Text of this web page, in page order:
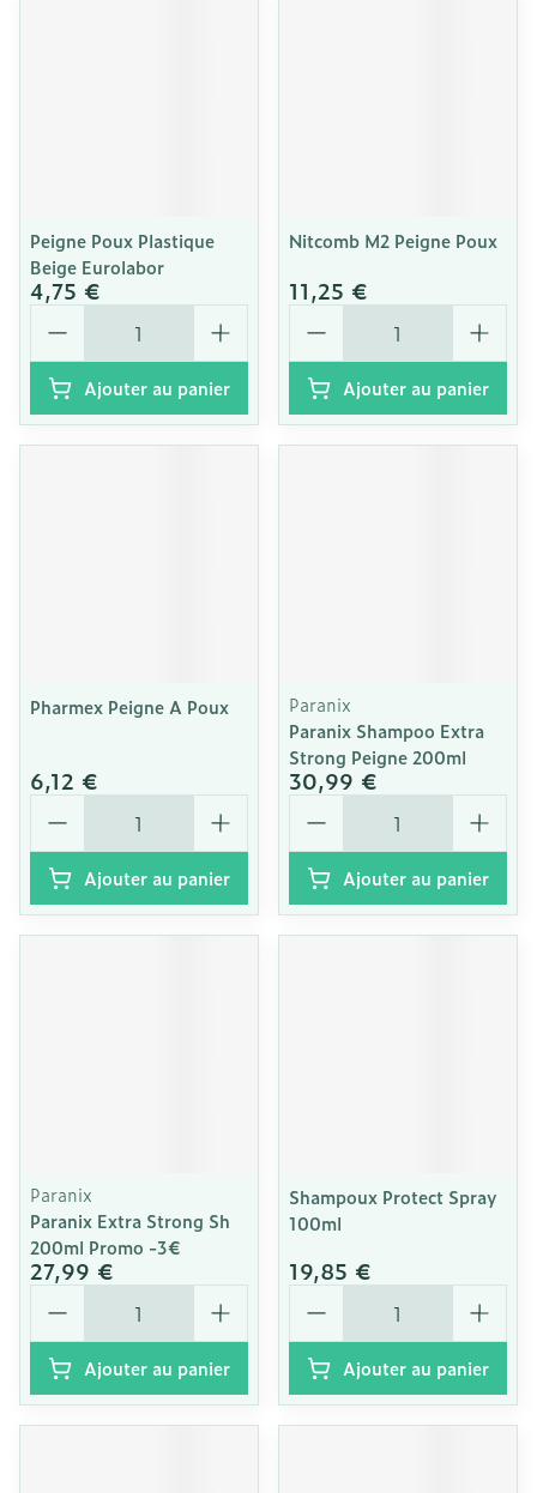
Peigne Poux Plastique
Beige Eurolabor
4,75 €
Quantité
Ajouter au panier
Nitcomb M2 Peigne Poux
11,25 €
Quantité
Ajouter au panier
Pharmex Peigne A Poux
6,12 €
Quantité
Ajouter au panier
Paranix
Paranix Shampoo Extra
Strong Peigne 200ml
30,99 €
Quantité
Ajouter au panier
Paranix
Paranix Extra Strong Sh
200ml Promo -3€
27,99 €
Quantité
Ajouter au panier
Shampoux Protect Spray
100ml
19,85 €
Quantité
Ajouter au panier